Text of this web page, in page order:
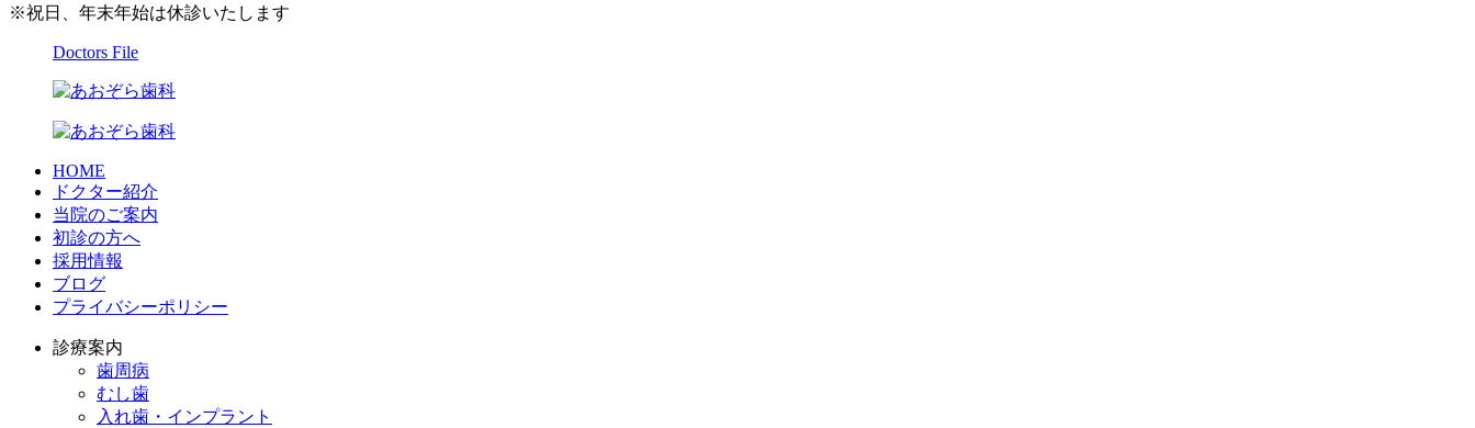
※祝日、年末年始は休診いたします
Doctors File
HOME
ドクター紹介
当院のご案内
初診の方へ
採用情報
ブログ
プライバシーポリシー
診療案内
歯周病
むし歯
入れ歯・インプラント